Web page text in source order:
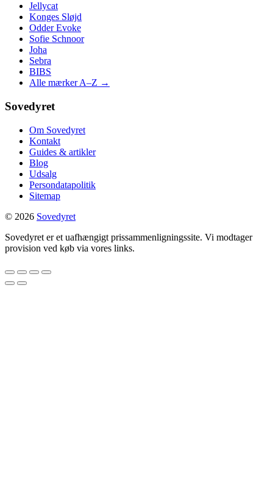
Jellycat
Konges Sløjd
Odder Evoke
Sofie Schnoor
Joha
Sebra
BIBS
Alle mærker A–Z →
Sovedyret
Om Sovedyret
Kontakt
Guides & artikler
Blog
Udsalg
Persondatapolitik
Sitemap
© 2026 Sovedyret
Sovedyret er et uafhængigt prissammenligningssite. Vi modtager
provision ved køb via vores links.